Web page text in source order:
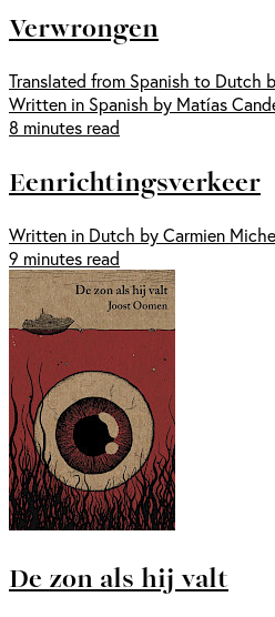
Verwrongen
Translated from Spanish to Dutch
Written in Spanish by Matías
8 minutes read
Eenrichtingsverkeer
Written in Dutch by Carmien
9 minutes read
De zon als hij valt